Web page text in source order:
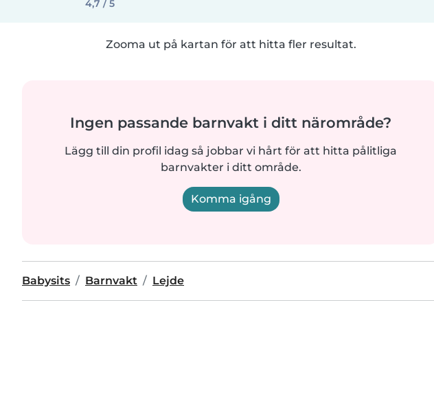
4,7 / 5
Zooma ut på kartan för att hitta fler resultat.
Ingen passande barnvakt i ditt närområde?
Lägg till din profil idag så jobbar vi hårt för att hitta pålitliga
barnvakter i ditt område.
Komma igång
Babysits Barnvakt Lejde